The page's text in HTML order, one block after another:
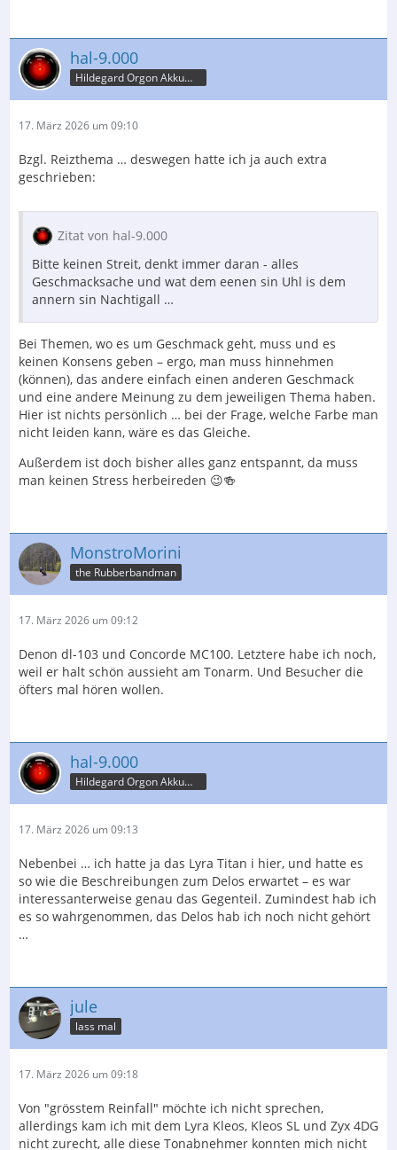
hal-9.000
Hildegard Orgon Akkumulator
17. März 2026 um 09:10
Bzgl. Reizthema … deswegen hatte ich ja auch extra
geschrieben:
Zitat von hal-9.000
Bitte keinen Streit, denkt immer daran - alles
Geschmacksache und wat dem eenen sin Uhl is dem
annern sin Nachtigall …
Bei Themen, wo es um Geschmack geht, muss und es
keinen Konsens geben – ergo, man muss hinnehmen
(können), das andere einfach einen anderen Geschmack
und eine andere Meinung zu dem jeweiligen Thema haben.
Hier ist nichts persönlich … bei der Frage, welche Farbe man
nicht leiden kann, wäre es das Gleiche.
Außerdem ist doch bisher alles ganz entspannt, da muss
man keinen Stress herbeireden 😉🍻
MonstroMorini
the Rubberbandman
17. März 2026 um 09:12
Denon dl-103 und Concorde MC100. Letztere habe ich noch,
weil er halt schön aussieht am Tonarm. Und Besucher die
öfters mal hören wollen.
hal-9.000
Hildegard Orgon Akkumulator
17. März 2026 um 09:13
Nebenbei … ich hatte ja das Lyra Titan i hier, und hatte es
so wie die Beschreibungen zum Delos erwartet – es war
interessanterweise genau das Gegenteil. Zumindest hab ich
es so wahrgenommen, das Delos hab ich noch nicht gehört
…
jule
lass mal
17. März 2026 um 09:18
Von "grösstem Reinfall" möchte ich nicht sprechen,
allerdings kam ich mit dem Lyra Kleos, Kleos SL und Zyx 4DG
nicht zurecht, alle diese Tonabnehmer konnten mich nicht